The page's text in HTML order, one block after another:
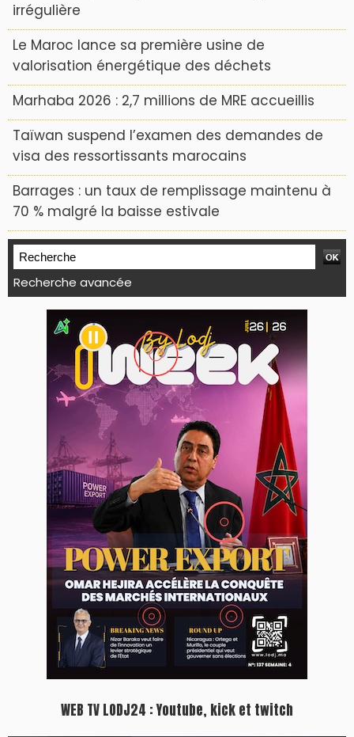
irrégulière
Le Maroc lance sa première usine de
valorisation énergétique des déchets
Marhaba 2026 : 2,7 millions de MRE accueillis
Taïwan suspend l’examen des demandes de
visa des ressortissants marocains
Barrages : un taux de remplissage maintenu à
70 % malgré la baisse estivale
Recherche avancée
WEB TV LODJ24 : Youtube, kick et twitch